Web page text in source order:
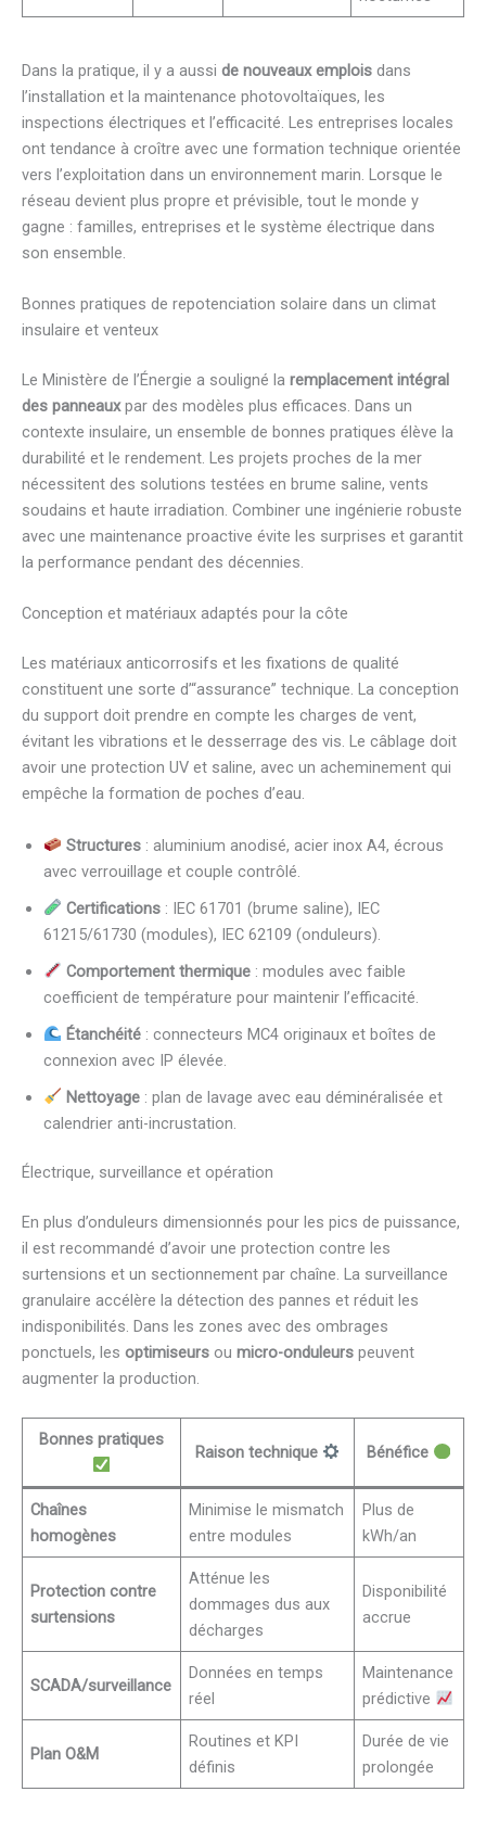
Dans la pratique, il y a aussi de nouveaux emplois dans
l’installation et la maintenance photovoltaïques, les
inspections électriques et l’efficacité. Les entreprises locales
ont tendance à croître avec une formation technique orientée
vers l’exploitation dans un environnement marin. Lorsque le
réseau devient plus propre et prévisible, tout le monde y
gagne : familles, entreprises et le système électrique dans
son ensemble.
Bonnes pratiques de repotenciation solaire dans un climat
insulaire et venteux
Le Ministère de l’Énergie a souligné la remplacement intégral
des panneauxpar des modèles plus efficaces. Dans un
contexte insulaire, un ensemble de bonnes pratiques élève la
durabilité et le rendement. Les projets proches de la mer
nécessitent des solutions testées en brume saline, vents
soudains et haute irradiation. Combiner une ingénierie robuste
avec une maintenance proactive évite les surprises et garantit
la performance pendant des décennies.
Conception et matériaux adaptés pour la côte
Les matériaux anticorrosifs et les fixations de qualité
constituent une sorte d’“assurance” technique. La conception
du support doit prendre en compte les charges de vent,
évitant les vibrations et le desserrage des vis. Le câblage doit
avoir une protection UV et saline, avec un acheminement qui
empêche la formation de poches d’eau.
Structures: aluminium anodisé, acier inox A4, écrous
avec verrouillage et couple contrôlé.
Certifications: IEC 61701 (brume saline), IEC
61215/61730 (modules), IEC 62109 (onduleurs).
Comportement thermique: modules avec faible
coefficient de température pour maintenir l’efficacité.
Étanchéité: connecteurs MC4 originaux et boîtes de
connexion avec IP élevée.
Nettoyage: plan de lavage avec eau déminéralisée et
calendrier anti-incrustation.
Électrique, surveillance et opération
En plus d’onduleurs dimensionnés pour les pics de puissance,
il est recommandé d’avoir une protection contre les
surtensions et un sectionnement par chaîne. La surveillance
granulaire accélère la détection des pannes et réduit les
indisponibilités. Dans les zones avec des ombrages
ponctuels, les optimiseurs ou micro-onduleurs peuvent
augmenter la production.
Bonnes pratiques
Raison technique Bénéfice
Chaînes
homogènes
Minimise le mismatch
entre modules
Plus de
kWh/an
Protection contre
surtensions
Atténue les
dommages dus aux
décharges
Disponibilité
accrue
SCADA/surveillance
Données en temps
réel
Maintenance
prédictive
Plan O&M
Routines et KPI
définis
Durée de vie
prolongée